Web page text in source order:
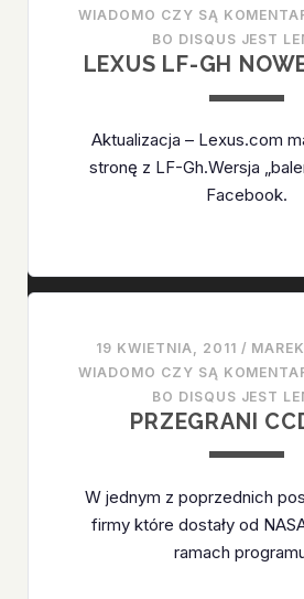
WIADOMO CZY SĄ
BO DISQUS JEST
LEXUS LF-GH
Aktualizacja – Lexus.com
stronę z LF-Gh.Wersja
Facebook.
19 KWIETNIA, 2011 /
WIADOMO CZY SĄ
BO DISQUS JEST
PRZEGRANI
W jednym z poprzednich
firmy które dostały od
ramach